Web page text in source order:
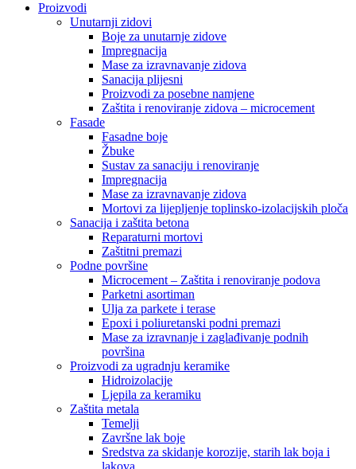
Proizvodi
Unutarnji zidovi
Boje za unutarnje zidove
Impregnacija
Mase za izravnavanje zidova
Sanacija plijesni
Proizvodi za posebne namjene
Zaštita i renoviranje zidova – microcement
Fasade
Fasadne boje
Žbuke
Sustav za sanaciju i renoviranje
Impregnacija
Mase za izravnavanje zidova
Mortovi za lijepljenje toplinsko-izolacijskih ploča
Sanacija i zaštita betona
Reparaturni mortovi
Zaštitni premazi
Podne površine
Microcement – Zaštita i renoviranje podova
Parketni asortiman
Ulja za parkete i terase
Epoxi i poliuretanski podni premazi
Mase za izravnanje i zaglađivanje podnih
površina
Proizvodi za ugradnju keramike
Hidroizolacije
Ljepila za keramiku
Zaštita metala
Temelji
Završne lak boje
Sredstva za skidanje korozije, starih lak boja i
lakova